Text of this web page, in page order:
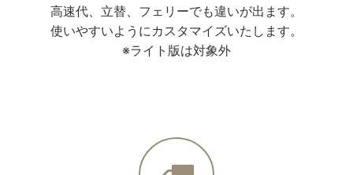
高速代、立替、フェリーでも違いが出ます。
使いやすいようにカスタマイズいたします。
※ライト版は対象外